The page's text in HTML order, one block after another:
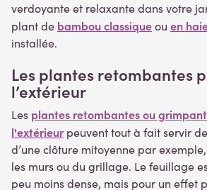
verdoyante et relaxante dans votre
plant de bambou classiqueou en
installée.
Les plantes retombantes
l’extérieur
Les plantes retombantes ou
l'extérieurpeuvent tout à fait servir
d’une clôture mitoyenne par
les murs ou du grillage. Le feuillage
peu moins dense, mais pour un effet